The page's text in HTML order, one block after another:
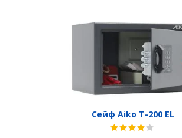
Сейф Aiko T-200 EL